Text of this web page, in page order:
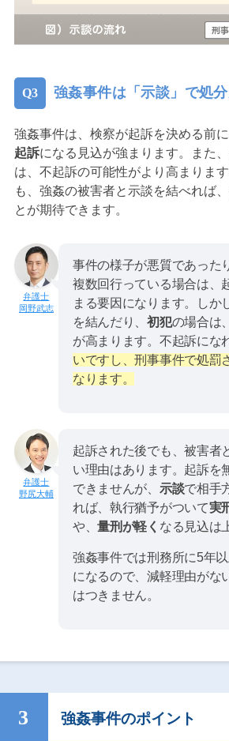
強姦事件は「示談」で処
強姦事件は、検察が起訴を決める前に
起訴になる見込が強まります。また、
は、不起訴の可能性がより高まりま
も、強姦の被害者と示談を結べれば、
とが期待できます。
岡野武志
事件の様子が悪質であった
複数回行っている場合は、
まる要因になります。しか
を結んだり、初犯の場合は
が高まります。不起訴にな
いですし、刑事事件で処罰
なります。
野尻大輔
起訴された後でも、被害者
い理由はあります。起訴を
できませんが、 示談で相手
れば、執行猶予がついて実
や、量刑が軽く なる見込は
強姦事件では刑務所に5年
になるので、減軽理由がな
はつきません。
強姦事件のポイント